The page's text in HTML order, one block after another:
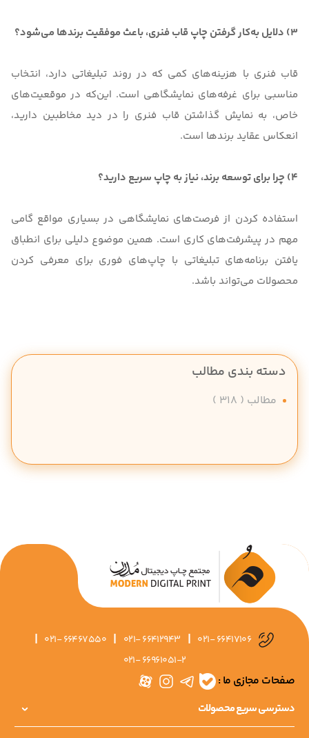
3) دلایل به‌کار گرفتن چاپ قاب فنری، باعث موفقیت برندها می‌شود؟
قاب فنری با هزینه‌های کمی که در روند تبلیغاتی دارد، انتخاب
مناسبی برای غرفه‌های نمایشگاهی است. این‌که در موقعیت‌های
خاص، به نمایش گذاشتن قاب فنری را در دید مخاطبین دارید،
انعکاس عقاید برندها است.
4) چرا برای توسعه برند، نیاز به چاپ سریع دارید؟
استفاده کردن از فرصت‌های نمایشگاهی در بسیاری مواقع گامی
مهم در پیشرفت‌های کاری است. همین موضوع دلیلی برای انطباق
یافتن برنامه‌های تبلیغاتی با چاپ‌های فوری برای معرفی کردن
محصولات می‌تواند باشد.
دسته بندی مطالب
مطالب ( 318 )
021- 66417106
|
021- 66412943
|
021- 66467550
|
021- 66961051-2
صفحات مجازی ما :
دسترسی سریع محصولات